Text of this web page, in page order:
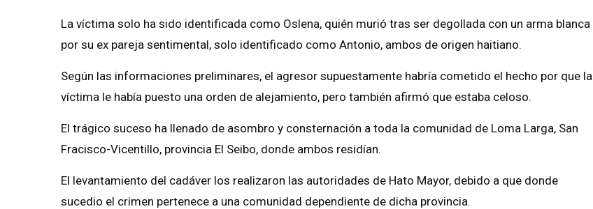
La víctima solo ha sido identificada como Oslena, quién murió tras ser degollada con un arma blanca
por su ex pareja sentimental, solo identificado como Antonio, ambos de origen haitiano.
Según las informaciones preliminares, el agresor supuestamente habría cometido el hecho por que la
víctima le había puesto una orden de alejamiento, pero también afirmó que estaba celoso.
El trágico suceso ha llenado de asombro y consternación a toda la comunidad de Loma Larga, San
Fracisco-Vicentillo, provincia El Seibo, donde ambos residían.
El levantamiento del cadáver los realizaron las autoridades de Hato Mayor, debido a que donde
sucedio el crimen pertenece a una comunidad dependiente de dicha provincia.